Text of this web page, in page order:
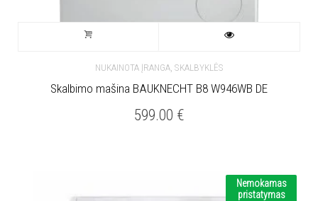
NUKAINOTA ĮRANGA, SKALBYKLĖS
Skalbimo mašina BAUKNECHT B8 W946WB DE
599.00 €
Nemokamas
pristatymas